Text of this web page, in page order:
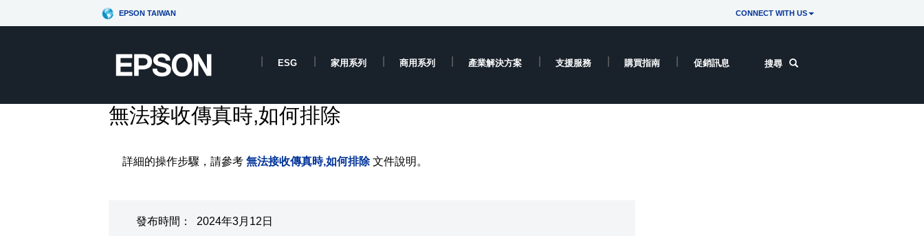
EPSON TAIWAN CONNECT WITH US
ESG 家用系列 商用系列 產業解決方案 支援服務 購買指南 促銷訊息 搜尋
無法接收傳真時,如何排除
詳細的操作步驟，請參考 無法接收傳真時,如何排除文件說明。
發布時間： 2024年3月12日